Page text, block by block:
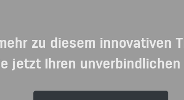
zu diesem innovativen
jetzt Ihren